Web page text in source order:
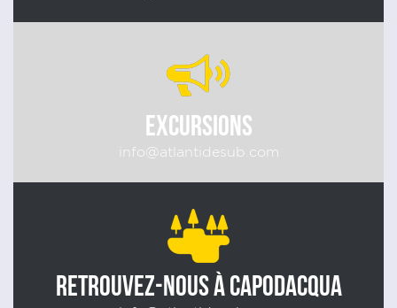
EXCURSIONS
info@atlantidesub.com
RETROUVEZ-NOUS À CAPODACQUA